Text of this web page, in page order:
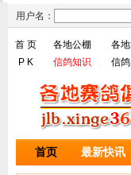
用户名：
首 页 各地公棚 各
P K
信鸽知识 信
首页 最新快讯